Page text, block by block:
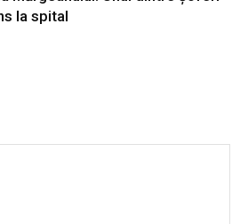
la spital